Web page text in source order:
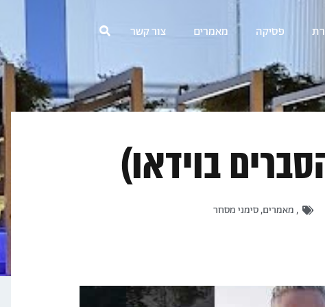
פסיקה מאמרים צור קשר
בוידאו)
, מאמרים,סימני מסחר